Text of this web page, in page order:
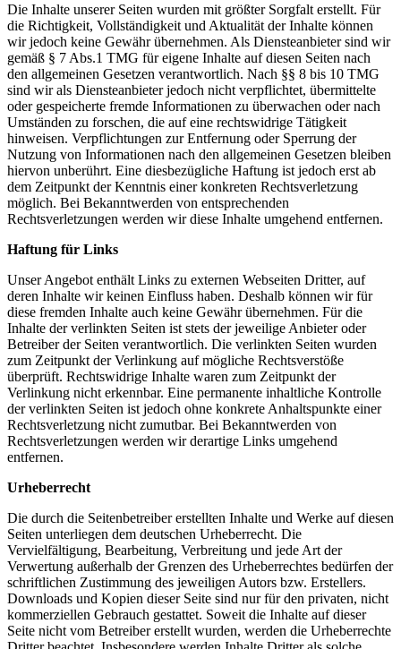
Die Inhalte unserer Seiten wurden mit größter Sorgfalt erstellt. Für
die Richtigkeit, Vollständigkeit und Aktualität der Inhalte können
wir jedoch keine Gewähr übernehmen. Als Diensteanbieter sind wir
gemäß § 7 Abs.1 TMG für eigene Inhalte auf diesen Seiten nach
den allgemeinen Gesetzen verantwortlich. Nach §§ 8 bis 10 TMG
sind wir als Diensteanbieter jedoch nicht verpflichtet, übermittelte
oder gespeicherte fremde Informationen zu überwachen oder nach
Umständen zu forschen, die auf eine rechtswidrige Tätigkeit
hinweisen. Verpflichtungen zur Entfernung oder Sperrung der
Nutzung von Informationen nach den allgemeinen Gesetzen bleiben
hiervon unberührt. Eine diesbezügliche Haftung ist jedoch erst ab
dem Zeitpunkt der Kenntnis einer konkreten Rechtsverletzung
möglich. Bei Bekanntwerden von entsprechenden
Rechtsverletzungen werden wir diese Inhalte umgehend entfernen.
Haftung für Links
Unser Angebot enthält Links zu externen Webseiten Dritter, auf
deren Inhalte wir keinen Einfluss haben. Deshalb können wir für
diese fremden Inhalte auch keine Gewähr übernehmen. Für die
Inhalte der verlinkten Seiten ist stets der jeweilige Anbieter oder
Betreiber der Seiten verantwortlich. Die verlinkten Seiten wurden
zum Zeitpunkt der Verlinkung auf mögliche Rechtsverstöße
überprüft. Rechtswidrige Inhalte waren zum Zeitpunkt der
Verlinkung nicht erkennbar. Eine permanente inhaltliche Kontrolle
der verlinkten Seiten ist jedoch ohne konkrete Anhaltspunkte einer
Rechtsverletzung nicht zumutbar. Bei Bekanntwerden von
Rechtsverletzungen werden wir derartige Links umgehend
entfernen.
Urheberrecht
Die durch die Seitenbetreiber erstellten Inhalte und Werke auf diesen
Seiten unterliegen dem deutschen Urheberrecht. Die
Vervielfältigung, Bearbeitung, Verbreitung und jede Art der
Verwertung außerhalb der Grenzen des Urheberrechtes bedürfen der
schriftlichen Zustimmung des jeweiligen Autors bzw. Erstellers.
Downloads und Kopien dieser Seite sind nur für den privaten, nicht
kommerziellen Gebrauch gestattet. Soweit die Inhalte auf dieser
Seite nicht vom Betreiber erstellt wurden, werden die Urheberrechte